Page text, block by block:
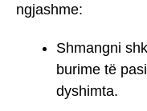
ngjashme:
Shmangni
burime të
dyshimta.